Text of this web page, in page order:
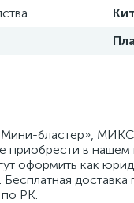
бластер»,
приобрести в нашем
оформить как
доставка
РК.